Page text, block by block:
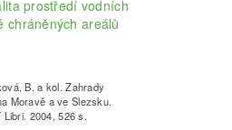
prostředí vodních
chráněných areálů
B. a kol. Zahrady
Moravě a ve Slezsku.
2004, 526 s.